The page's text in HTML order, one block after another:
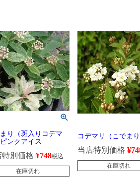
り（斑入りコデマ
ンクアイス
特別価格 ¥748税込
在庫切れ
コデマリ（こでまり
当店特別価格 ¥
在庫切れ